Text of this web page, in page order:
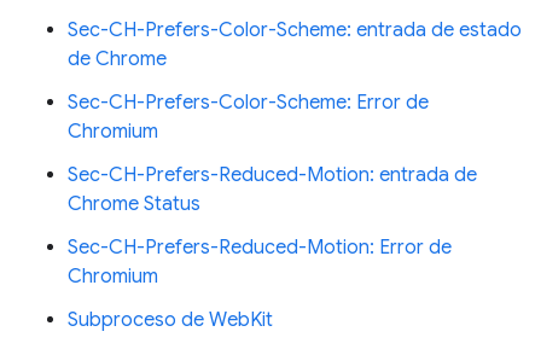
Sec-CH-Prefers-Color-Scheme: entrada de estado
de Chrome
Sec-CH-Prefers-Color-Scheme: Error de
Chromium
Sec-CH-Prefers-Reduced-Motion: entrada de
Chrome Status
Sec-CH-Prefers-Reduced-Motion: Error de
Chromium
Subproceso de WebKit